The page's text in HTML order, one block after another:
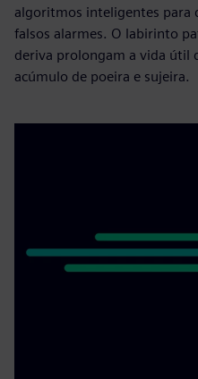
algoritmos inteligentes para
falsos alarmes. O labirinto
deriva prolongam a vida útil
acúmulo de poeira e sujeira.